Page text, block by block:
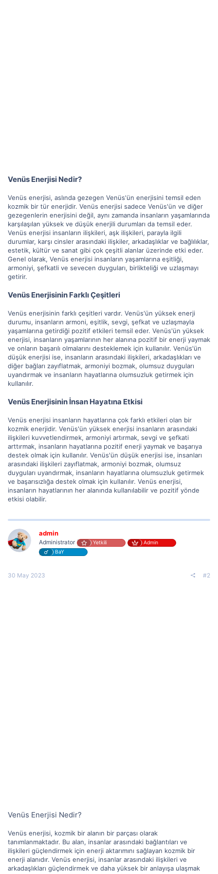
Venüs Enerjisi Nedir?
Venüs enerjisi, aslında gezegen Venüs'ün enerjisini temsil eden
kozmik bir tür enerjidir. Venüs enerjisi sadece Venüs'ün ve diğer
gezegenlerin enerjisini değil, aynı zamanda insanların yaşamlarında
karşılaşılan yüksek ve düşük enerjili durumları da temsil eder.
Venüs enerjisi insanların ilişkileri, aşk ilişkileri, parayla ilgili
durumlar, karşı cinsler arasındaki ilişkiler, arkadaşlıklar ve bağlılıklar,
estetik, kültür ve sanat gibi çok çeşitli alanlar üzerinde etki eder.
Genel olarak, Venüs enerjisi insanların yaşamlarına eşitliği,
armoniyi, şefkatli ve sevecen duyguları, birlikteliği ve uzlaşmayı
getirir.
Venüs Enerjisinin Farklı Çeşitleri
Venüs enerjisinin farklı çeşitleri vardır. Venüs'ün yüksek enerji
durumu, insanların armoni, eşitlik, sevgi, şefkat ve uzlaşmayla
yaşamlarına getirdiği pozitif etkileri temsil eder. Venüs'ün yüksek
enerjisi, insanların yaşamlarının her alanına pozitif bir enerji yaymak
ve onların başarılı olmalarını desteklemek için kullanılır. Venüs'ün
düşük enerjisi ise, insanların arasındaki ilişkileri, arkadaşlıkları ve
diğer bağları zayıflatmak, armoniyi bozmak, olumsuz duyguları
uyandırmak ve insanların hayatlarına olumsuzluk getirmek için
kullanılır.
Venüs Enerjisinin İnsan Hayatına Etkisi
Venüs enerjisi insanların hayatlarına çok farklı etkileri olan bir
kozmik enerjidir. Venüs'ün yüksek enerjisi insanların arasındaki
ilişkileri kuvvetlendirmek, armoniyi artırmak, sevgi ve şefkati
arttırmak, insanların hayatlarına pozitif enerji yaymak ve başarıya
destek olmak için kullanılır. Venüs'ün düşük enerjisi ise, insanları
arasındaki ilişkileri zayıflatmak, armoniyi bozmak, olumsuz
duyguları uyandırmak, insanların hayatlarına olumsuzluk getirmek
ve başarısızlığa destek olmak için kullanılır. Venüs enerjisi,
insanların hayatlarının her alanında kullanılabilir ve pozitif yönde
etkisi olabilir.
admin
Administrator Yetkili
Admin
BaY
30 May 2023 #2
Venüs Enerjisi Nedir?
Venüs enerjisi, kozmik bir alanın bir parçası olarak
tanımlanmaktadır. Bu alan, insanlar arasındaki bağlantıları ve
ilişkileri güçlendirmek için enerji aktarımını sağlayan kozmik bir
enerji alanıdır. Venüs enerjisi, insanlar arasındaki ilişkileri ve
arkadaşlıkları güçlendirmek ve daha yüksek bir anlayışa ulaşmak